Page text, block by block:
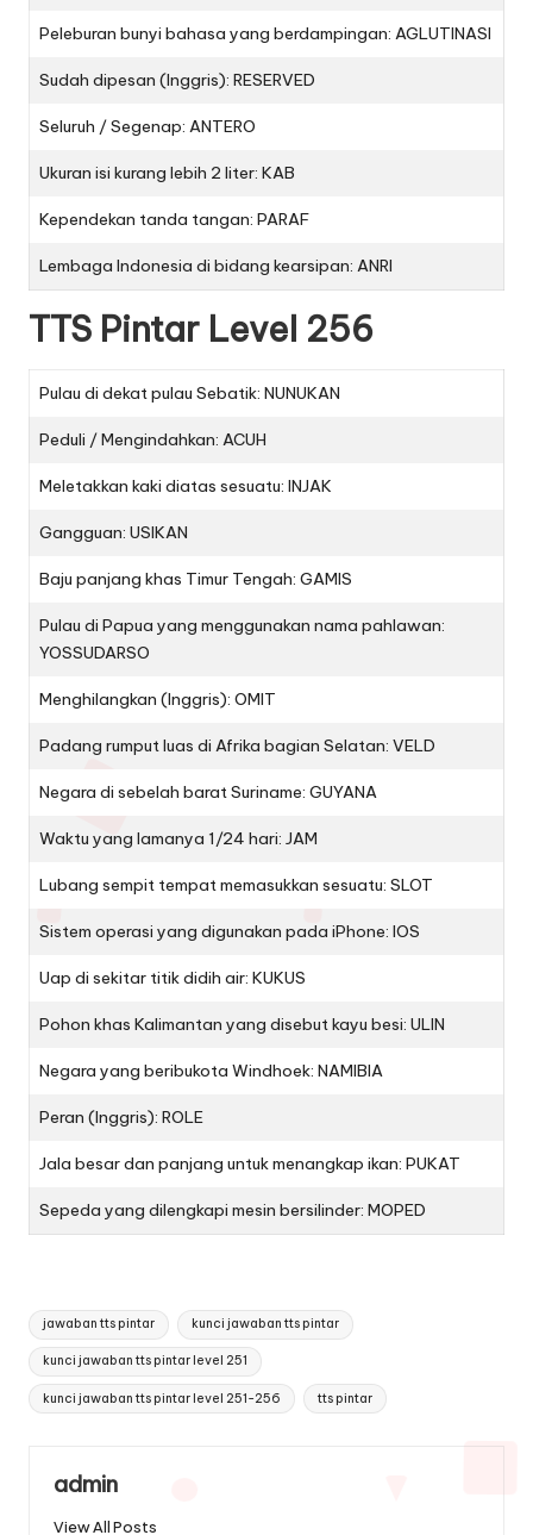
Peleburan bunyi bahasa yang berdampingan: AGLUTINASI
Sudah dipesan (Inggris): RESERVED
Seluruh / Segenap: ANTERO
Ukuran isi kurang lebih 2 liter: KAB
Kependekan tanda tangan: PARAF
Lembaga Indonesia di bidang kearsipan: ANRI
TTS Pintar Level 256
Pulau di dekat pulau Sebatik: NUNUKAN
Peduli / Mengindahkan: ACUH
Meletakkan kaki diatas sesuatu: INJAK
Gangguan: USIKAN
Baju panjang khas Timur Tengah: GAMIS
Pulau di Papua yang menggunakan nama pahlawan:
YOSSUDARSO
Menghilangkan (Inggris): OMIT
Padang rumput luas di Afrika bagian Selatan: VELD
Negara di sebelah barat Suriname: GUYANA
Waktu yang lamanya 1/24 hari: JAM
Lubang sempit tempat memasukkan sesuatu: SLOT
Sistem operasi yang digunakan pada iPhone: IOS
Uap di sekitar titik didih air: KUKUS
Pohon khas Kalimantan yang disebut kayu besi: ULIN
Negara yang beribukota Windhoek: NAMIBIA
Peran (Inggris): ROLE
Jala besar dan panjang untuk menangkap ikan: PUKAT
Sepeda yang dilengkapi mesin bersilinder: MOPED
Tags:
jawaban tts pintar kunci jawaban tts pintar
kunci jawaban tts pintar level 251
kunci jawaban tts pintar level 251-256 tts pintar
admin
View All Posts